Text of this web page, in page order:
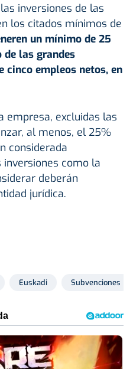
inversiones de las
los citados mínimos de
un mínimo de 25
de las grandes
cinco empleos netos, en
empresa, excluidas las
al menos, el 25%
considerada
inversiones como la
deberán
jurídica.
Euskadi Subvenciones